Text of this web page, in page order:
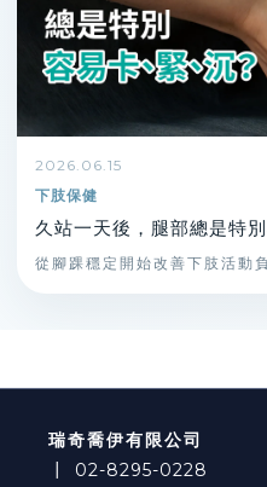
2026.06.15
下肢保健
久站一天後，腿部總是特
從腳踝穩定開始改善下肢活動
瑞奇喬伊有限公司
02-8295-0228